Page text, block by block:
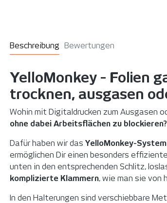
Beschreibung Bewertungen
YelloMonkey - Folien
trocknen, ausgasen
Wohin mit Digitaldrucken zum Ausgasen
ohne dabei Arbeitsflächen zu blockieren?
Dafür haben wir das YelloMonkey-System
ermöglichen Dir einen besonders
unten in den entsprechenden Schlitz,
komplizierte Klammern, wie man sie von
In den Halterungen sind verschiebbare